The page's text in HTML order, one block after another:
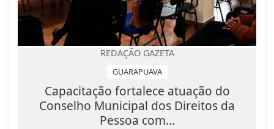
REDAÇÃO GAZETA
GUARAPUAVA
Capacitação fortalece atuação do
Conselho Municipal dos Direitos da
Pessoa com...